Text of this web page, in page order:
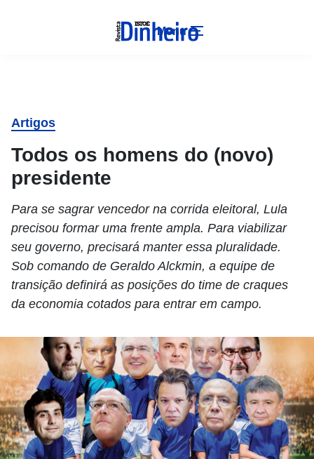
Menu
Artigos
Todos os homens do (novo)
presidente
Para se sagrar vencedor na corrida eleitoral, Lula
precisou formar uma frente ampla. Para viabilizar
seu governo, precisará manter essa pluralidade.
Sob comando de Geraldo Alckmin, a equipe de
transição definirá as posições do time de craques
da economia cotados para entrar em campo.